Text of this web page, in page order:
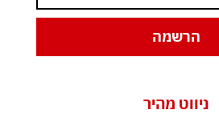
הרשמה
ניווט מהיר